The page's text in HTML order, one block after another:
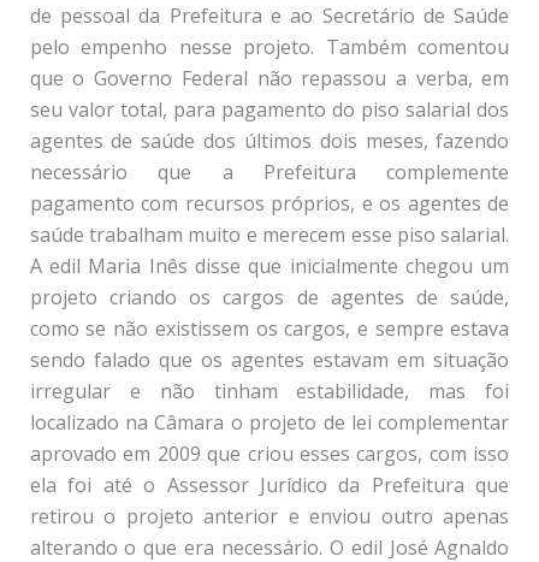
de pessoal da Prefeitura e ao Secretário de Saúde
pelo empenho nesse projeto. Também comentou
que o Governo Federal não repassou a verba, em
seu valor total, para pagamento do piso salarial dos
agentes de saúde dos últimos dois meses, fazendo
necessário que a Prefeitura complemente
pagamento com recursos próprios, e os agentes de
saúde trabalham muito e merecem esse piso salarial.
A edil Maria Inês disse que inicialmente chegou um
projeto criando os cargos de agentes de saúde,
como se não existissem os cargos, e sempre estava
sendo falado que os agentes estavam em situação
irregular e não tinham estabilidade, mas foi
localizado na Câmara o projeto de lei complementar
aprovado em 2009 que criou esses cargos, com isso
ela foi até o Assessor Jurídico da Prefeitura que
retirou o projeto anterior e enviou outro apenas
alterando o que era necessário. O edil José Agnaldo